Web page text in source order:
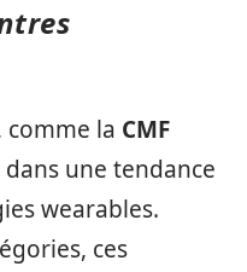
comme la CMF
dans une tendance
wearables.
ces